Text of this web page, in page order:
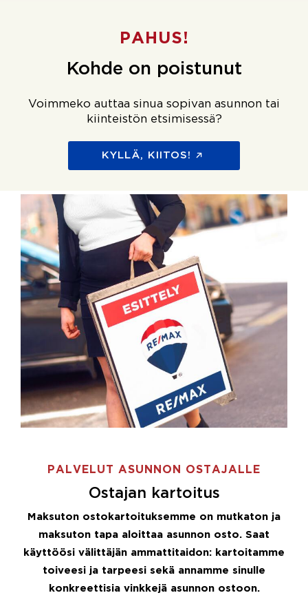
PAHUS!
Kohde on poistunut
Voimmeko auttaa sinua sopivan asunnon tai
kiinteistön etsimisessä?
KYLLÄ, KIITOS!
PALVELUT ASUNNON OSTAJALLE
Ostajan kartoitus
Maksuton ostokartoituksemme on mutkaton ja
maksuton tapa aloittaa asunnon osto. Saat
käyttöösi välittäjän ammattitaidon: kartoitamme
toiveesi ja tarpeesi sekä annamme sinulle
konkreettisia vinkkejä asunnon ostoon.